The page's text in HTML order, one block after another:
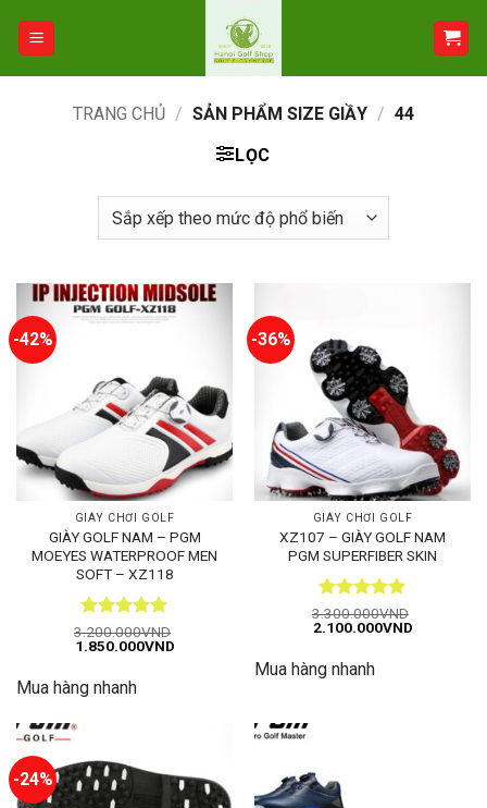
TRANG CHỦ / SẢN PHẨM SIZE GIẦY / 44
LỌC
-42%
GIÀY CHƠI GOLF
GIÀY GOLF NAM – PGM
MOEYES WATERPROOF MEN
SOFT – XZ118
Được xếp
hạng55
3.200.000VND
Giá
3.200.000VND.
1.850.000VNDGiá
Mua hàng nhanh
-36%
GIÀY CHƠI GOLF
XZ107 – GIÀY GOLF NAM
PGM SUPERFIBER SKIN
Được xếp
hạng55
3.300.000VND
Giá
3.300.000VND.
2.100.000VNDGiá
Mua hàng nhanh
-24%